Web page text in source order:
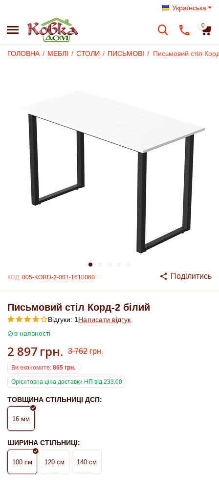
Українська
0
ГОЛОВНА / МЕБЛІ / СТОЛИ / ПИСЬМОВІ / Письмовий стіл
КОД: 005-KORD-2-001-1610060 Поділитись
Письмовий стіл Корд-2 білий
Відгуки: 1 Написати відгук
в наявності
2 897 грн. 3 762 грн.
Ви економите: 865 грн.
Орієнтовна ціна доставки НП від 233.00
ТОВЩИНА СТІЛЬНИЦІ ДСП:
16 мм
ШИРИНА СТІЛЬНИЦІ:
100 см 120 см 140 см